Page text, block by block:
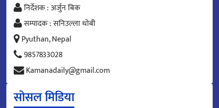
निर्देशक : अर्जुन बिक
सम्पादक : सनिउल्ला धोबी
Pyuthan, Nepal
9857833028
Kamanadaily@gmail.com
सोसल मिडिया